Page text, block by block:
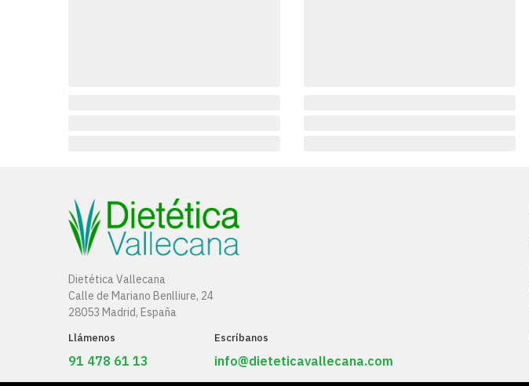
Dietética Vallecana
Calle de Mariano Benlliure, 24
28053 Madrid, España
Llámenos
91 478 61 13
Escríbanos
info@dieteticavallecana.com